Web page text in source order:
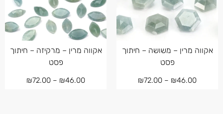
אקווה מרין – משושה – חיתוך
פסט
₪46.00
–
₪72.00
אקווה מרין – מרקיזה – חיתוך
פסט
₪46.00
–
₪72.00